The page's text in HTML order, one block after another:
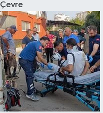
Çevre
Yurttan